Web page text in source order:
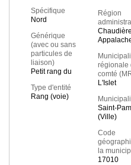
Spécifique
Nord
Générique
(avec ou sans
particules de
liaison)
Petit rang du
Type d'entité
Rang (voie)
Région
régionale
comté
L'Islet
Saint-
(Ville)
Code
la
17010